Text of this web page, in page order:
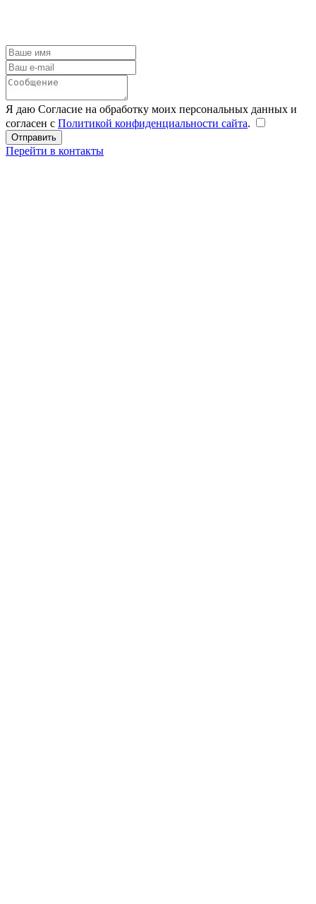
Я даю Согласие на обработку моих персональных данных и
согласен с Политикой конфиденциальности сайта.
Перейти в контакты